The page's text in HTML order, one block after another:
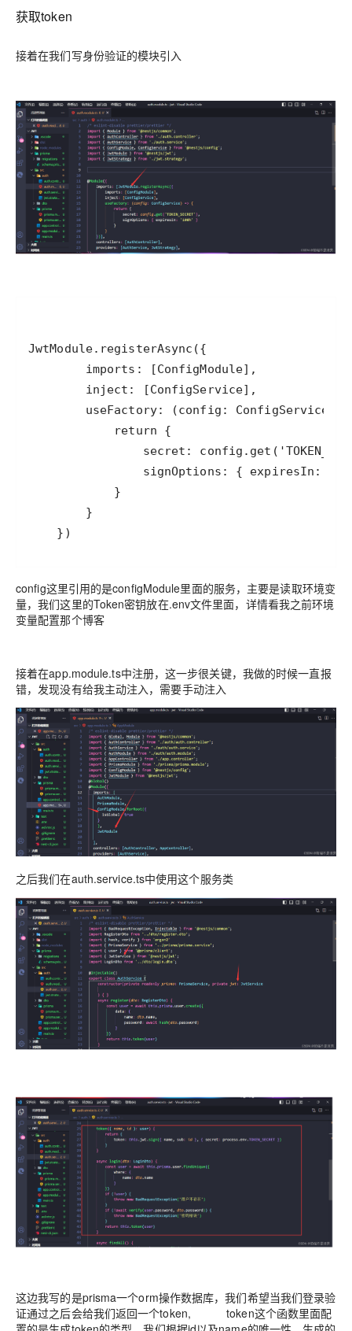
获取token
接着在我们写身份验证的模块引入
    })
config这里引用的是configModule里面的服务，主要是读取环境变
量，我们这里的Token密钥放在.env文件里面，详情看我之前环境
变量配置那个博客
接着在app.module.ts中注册，这一步很关键，我做的时候一直报
错，发现没有给我主动注入，需要手动注入
之后我们在auth.service.ts中使用这个服务类
这边我写的是prisma一个orm操作数据库，我们希望当我们登录验
证通过之后会给我们返回一个token, token这个函数里面配